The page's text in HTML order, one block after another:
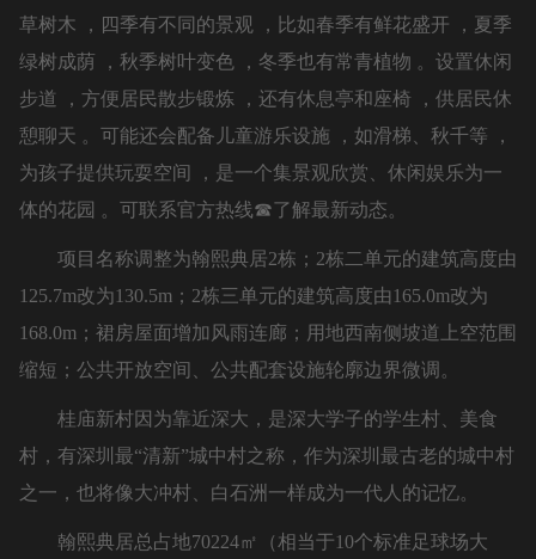
草树木 ，四季有不同的景观 ，比如春季有鲜花盛开 ，夏季
绿树成荫 ，秋季树叶变色 ，冬季也有常青植物 。设置休闲
步道 ，方便居民散步锻炼 ，还有休息亭和座椅 ，供居民休
憩聊天 。可能还会配备儿童游乐设施 ，如滑梯、秋千等 ，
为孩子提供玩耍空间 ，是一个集景观欣赏、休闲娱乐为一
体的花园 。可联系官方热线☎了解最新动态。
项目名称调整为翰熙典居2栋；2栋二单元的建筑高度由
125.7m改为130.5m；2栋三单元的建筑高度由165.0m改为
168.0m；裙房屋面增加风雨连廊；用地西南侧坡道上空范围
缩短；公共开放空间、公共配套设施轮廓边界微调。
桂庙新村因为靠近深大，是深大学子的学生村、美食
村，有深圳最“清新”城中村之称，作为深圳最古老的城中村
之一，也将像大冲村、白石洲一样成为一代人的记忆。
翰熙典居总占地70224㎡（相当于10个标准足球场大